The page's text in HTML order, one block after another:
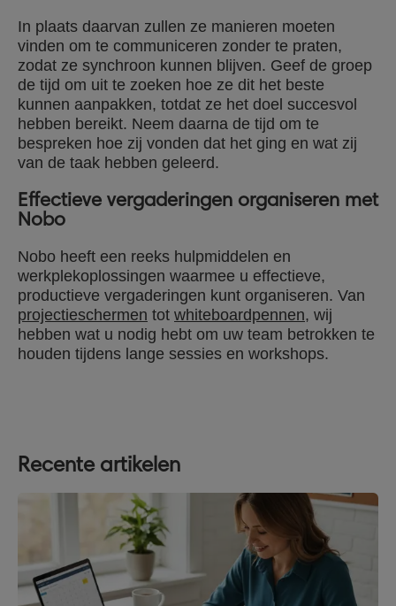
In plaats daarvan zullen ze manieren moeten
vinden om te communiceren zonder te praten,
zodat ze synchroon kunnen blijven. Geef de groep
de tijd om uit te zoeken hoe ze dit het beste
kunnen aanpakken, totdat ze het doel succesvol
hebben bereikt. Neem daarna de tijd om te
bespreken hoe zij vonden dat het ging en wat zij
van de taak hebben geleerd.
Effectieve vergaderingen organiseren met
Nobo
Nobo heeft een reeks hulpmiddelen en
werkplekoplossingen waarmee u effectieve,
productieve vergaderingen kunt organiseren. Van
projectieschermen tot whiteboardpennen, wij
hebben wat u nodig hebt om uw team betrokken te
houden tijdens lange sessies en workshops.
Recente artikelen